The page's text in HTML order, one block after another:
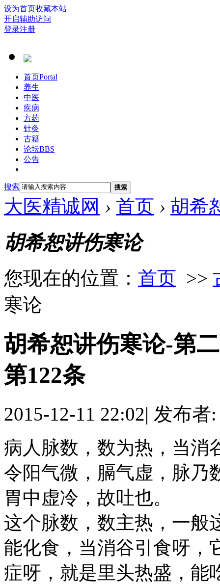
设为首页收藏本站
开启辅助访问
登录注册
首页Portal
养生
中医
疾病
方药
针灸
古籍
论坛BBS
公告
搜索 搜索
大医精诚网 › 首页 › 胡希
胡希恕讲伤寒论
您现在的位置： 首页 >>
寒论
胡希恕讲伤寒论-第
第122条
2015-12-11 22:02| 发布者
病人脉数，数为热，当消
令阳气微，膈气虚，脉乃
胃中虚冷，故吐也。
这个脉数，数主热，一般
能化食，当消谷引食呀，
症呀，就是里头热盛，能